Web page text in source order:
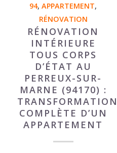
94,APPARTEMENT,
RÉNOVATION
RÉNOVATION
INTÉRIEURE
TOUS CORPS
D’ÉTAT AU
PERREUX-SUR-
MARNE (94170) :
TRANSFORMATION
COMPLÈTE D’UN
APPARTEMENT